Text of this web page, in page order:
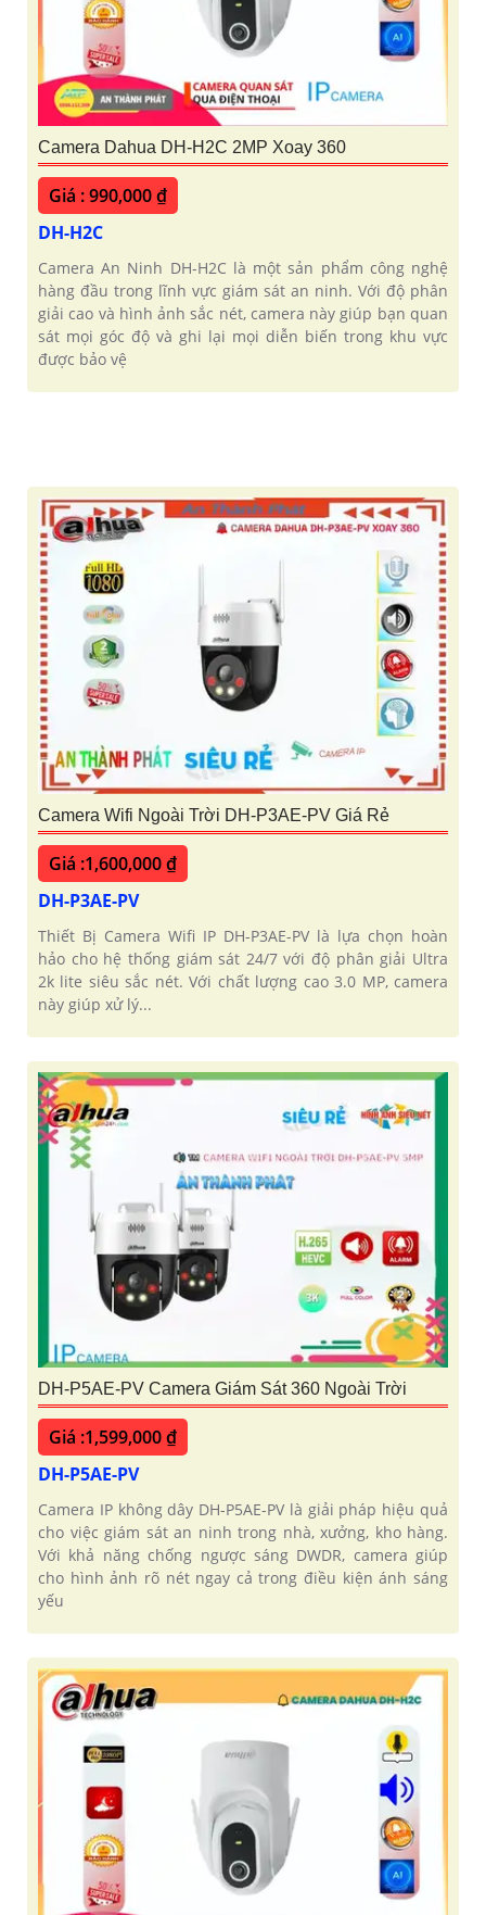
Camera Dahua DH-H2C 2MP Xoay 360
Giá : 990,000 ₫
DH-H2C
Camera An Ninh DH-H2C là một sản phẩm công nghệ
hàng đầu trong lĩnh vực giám sát an ninh. Với độ phân
giải cao và hình ảnh sắc nét, camera này giúp bạn quan
sát mọi góc độ và ghi lại mọi diễn biến trong khu vực
được bảo vệ
Camera Wifi Ngoài Trời DH-P3AE-PV Giá Rẻ
Giá :1,600,000 ₫
DH-P3AE-PV
Thiết Bị Camera Wifi IP DH-P3AE-PV là lựa chọn hoàn
hảo cho hệ thống giám sát 24/7 với độ phân giải Ultra
2k lite siêu sắc nét. Với chất lượng cao 3.0 MP, camera
này giúp xử lý...
DH-P5AE-PV Camera Giám Sát 360 Ngoài Trời
Giá :1,599,000 ₫
DH-P5AE-PV
Camera IP không dây DH-P5AE-PV là giải pháp hiệu quả
cho việc giám sát an ninh trong nhà, xưởng, kho hàng.
Với khả năng chống ngược sáng DWDR, camera giúp
cho hình ảnh rõ nét ngay cả trong điều kiện ánh sáng
yếu